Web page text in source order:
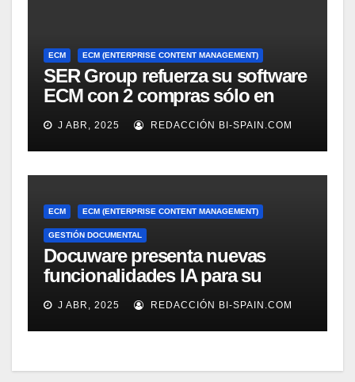
ECM ECM (ENTERPRISE CONTENT MANAGEMENT)
SER Group refuerza su software
ECM con 2 compras sólo en
marzo
J ABR, 2025 REDACCIÓN BI-SPAIN.COM
ECM ECM (ENTERPRISE CONTENT MANAGEMENT)
GESTIÓN DOCUMENTAL
Docuware presenta nuevas
funcionalidades IA para su
gestión documental
J ABR, 2025 REDACCIÓN BI-SPAIN.COM